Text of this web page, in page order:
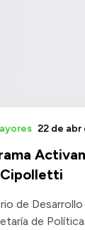
Cipolletti
22 de abr
de
de